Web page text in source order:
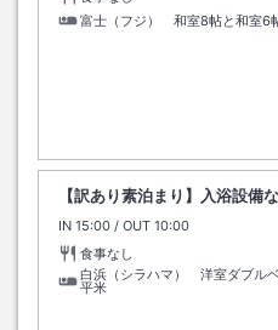
富士（フジ） 和室8帖と和室6
【訳あり素泊まり】入浴設備
IN チェックイン
15:00 / OUT チェックアウト
10:00
食事なし
白浜（シラハマ） 洋室ダブル
平米